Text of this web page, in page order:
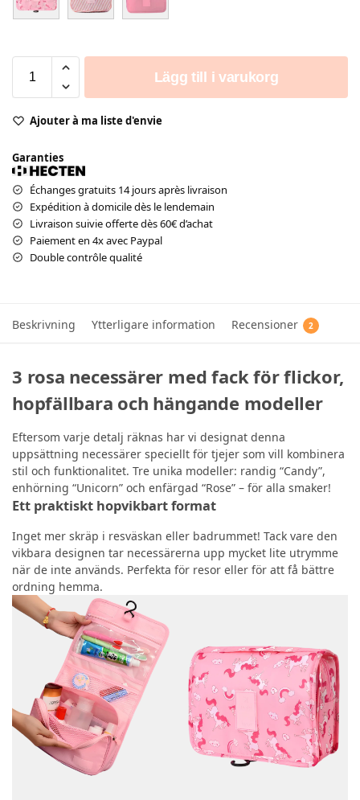
Lägg till i varukorg
Ajouter à ma liste d'envie
Garanties
Échanges gratuits 14 jours après livraison
Expédition à domicile dès le lendemain
Livraison suivie offerte dès 60€ d’achat
Paiement en 4x avec Paypal
Double contrôle qualité
Beskrivning Ytterligare information Recensioner 2
3 rosa necessärer med fack för flickor,
hopfällbara och hängande modeller
Eftersom varje detalj räknas har vi designat denna
uppsättning necessärer speciellt för tjejer som vill kombinera
stil och funktionalitet. Tre unika modeller: randig “Candy”,
enhörning “Unicorn” och enfärgad “Rose” – för alla smaker!
Ett praktiskt hopvikbart format
Inget mer skräp i resväskan eller badrummet! Tack vare den
vikbara designen tar necessärerna upp mycket lite utrymme
när de inte används. Perfekta för resor eller för att få bättre
ordning hemma.